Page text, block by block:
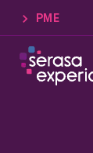
PME